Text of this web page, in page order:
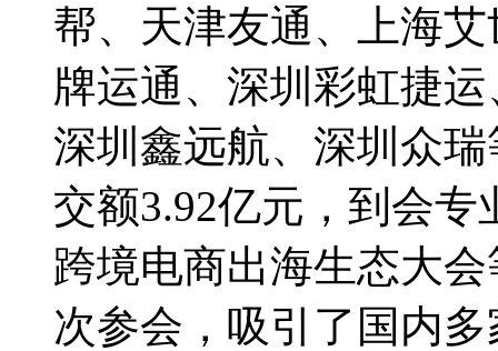
帮、天津友通、上海
牌运通、深圳彩虹捷
深圳鑫远航、深圳众
交额3.92亿元，到会专
跨境电商出海生态大
次参会，吸引了国内